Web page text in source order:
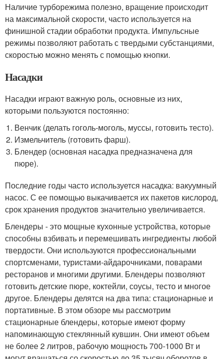
Наличие турборежима полезно, вращение происходит
на максимальной скорости, часто используется на
финишной стадии обработки продукта. Импульсные
режимы позволяют работать с твердыми субстанциями,
скоростью можно менять с помощью кнопки.
Насадки
Насадки играют важную роль, основные из них,
которыми пользуются постоянно:
Венчик (делать гоголь-моголь, муссы, готовить тесто).
Измельчитель (готовить фарш).
Блендер (основная насадка предназначена для
пюре).
Последние годы часто используется насадка: вакуумный
насос. С ее помощью выкачивается их пакетов кислород,
срок хранения продуктов значительно увеличивается.
Блендеры - это мощные кухонные устройства, которые
способны взбивать и перемешивать ингредиенты любой
твердости. Они используются профессиональными
спортсменами, туристами-айдарочниками, поварами
ресторанов и многими другими. Блендеры позволяют
готовить детские пюре, коктейли, соусы, тесто и многое
другое. Блендеры делятся на два типа: стационарные и
портативные. В этом обзоре мы рассмотрим
стационарные блендеры, которые имеют форму
напоминающую стеклянный кувшин. Они имеют объем
не более 2 литров, рабочую мощность 700-1000 Вт и